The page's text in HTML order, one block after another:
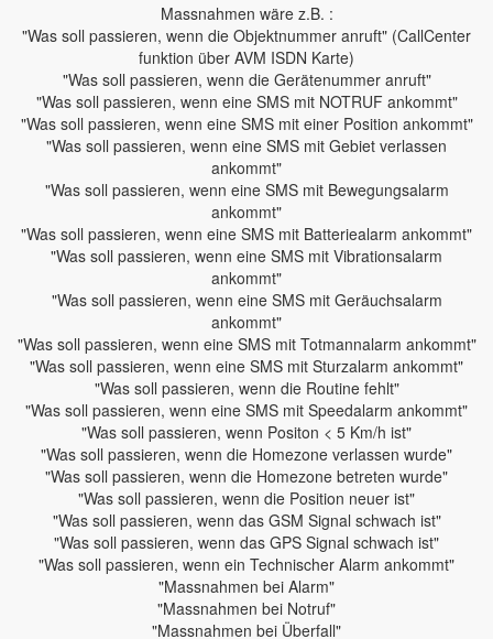
Massnahmen wäre z.B. :
"Was soll passieren, wenn die Objektnummer anruft" (CallCenter
funktion über AVM ISDN Karte)
"Was soll passieren, wenn die Gerätenummer anruft"
"Was soll passieren, wenn eine SMS mit NOTRUF ankommt"
"Was soll passieren, wenn eine SMS mit einer Position ankommt"
"Was soll passieren, wenn eine SMS mit Gebiet verlassen
ankommt"
"Was soll passieren, wenn eine SMS mit Bewegungsalarm
ankommt"
"Was soll passieren, wenn eine SMS mit Batteriealarm ankommt"
"Was soll passieren, wenn eine SMS mit Vibrationsalarm
ankommt"
"Was soll passieren, wenn eine SMS mit Geräuchsalarm
ankommt"
"Was soll passieren, wenn eine SMS mit Totmannalarm ankommt"
"Was soll passieren, wenn eine SMS mit Sturzalarm ankommt"
"Was soll passieren, wenn die Routine fehlt"
"Was soll passieren, wenn eine SMS mit Speedalarm ankommt"
"Was soll passieren, wenn Positon < 5 Km/h ist"
"Was soll passieren, wenn die Homezone verlassen wurde"
"Was soll passieren, wenn die Homezone betreten wurde"
"Was soll passieren, wenn die Position neuer ist"
"Was soll passieren, wenn das GSM Signal schwach ist"
"Was soll passieren, wenn das GPS Signal schwach ist"
"Was soll passieren, wenn ein Technischer Alarm ankommt"
"Massnahmen bei Alarm"
"Massnahmen bei Notruf"
"Massnahmen bei Überfall"